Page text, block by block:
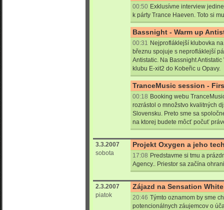
00:50 Exklusívne interview
k párty Trance Haeven. Toto si
Bassnight - Warm up
00:31 Nejprofláklejší klubovka
březnu spojuje s neprofláklejší
Antistatic. Na Bassnight
klubu E-xit2 do Kobeřic u Opavy.
TranceMusic session -
00:18 Booking webu
rozrástol o množstvo kvalitných
Slovensku. Preto sme sa
na ktorej budete môcť počuť
3.3.2007
sobota
Projekt Oxygen a jeho
17:08 Predstavme si tmu a
Agency.. Priestor sa začína
2.3.2007
piatok
Zájazd na Sensation
20:46 Týmto oznamom by sme
potencionálnych záujemcov o